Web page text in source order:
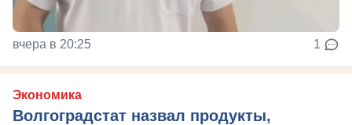
вчера в 20:25 1
Экономика
Волгоградстат назвал продукты,